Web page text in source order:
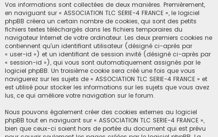
Vos informations sont collectées de deux manières. Premièrement,
en naviguant sur « ASSOCIATION TLC SERIE-4 FRANCE », le logiciel
phpBB créera un certain nombre de cookies, qui sont des petits
fichiers textes téléchargés dans les fichiers temporaires du
navigateur Internet de votre ordinateur. Les deux premiers cookies ne
contiennent qu’un identifiant utilisateur (désigné ci-après par
« user-id ») et un identifiant de session invité (désigné ci-après par
« session-id »), qui vous sont automatiquement assignés par le
logiciel phpBB. Un troisième cookie sera créé une fois que vous
naviguerez sur les sujets de « ASSOCIATION TLC SERIE-4 FRANCE » et
est utilisé pour stocker les informations sur les sujets que vous avez
lus, ce qui améliore votre navigation sur le forum.
Nous pouvons également créer des cookies externes au logiciel
phpBB tout en naviguant sur « ASSOCIATION TLC SERIE-4 FRANCE »,
bien que ceux-ci soient hors de portée du document qui est prévu